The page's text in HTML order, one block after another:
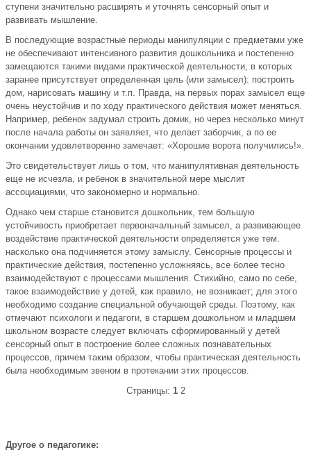
ступени значительно расширять и уточнять сенсорный опыт и
развивать мышление.
В последующие возрастные периоды манипуляции с предметами уже
не обеспечивают интенсивного развития дошкольника и постепенно
замещаются такими видами практической деятельности, в которых
заранее присутствует определенная цель (или замысел): построить
дом, нарисовать машину и т.п. Правда, на первых порах замысел еще
очень неустойчив и по ходу практического действия может меняться.
Например, ребенок задумал строить домик, но через несколько минут
после начала работы он заявляет, что делает заборчик, а по ее
окончании удовлетворенно замечает: «Хорошие ворота получились!».
Это свидетельствует лишь о том, что манипулятивная деятельность
еще не исчезла, и ребенок в значительной мере мыслит
ассоциациями, что закономерно и нормально.
Однако чем старше становится дошкольник, тем большую
устойчивость приобретает первоначальный замысел, а развивающее
воздействие практической деятельности определяется уже тем.
насколько она подчиняется этому замыслу. Сенсорные процессы и
практические действия, постепенно усложняясь, все более тесно
взаимодействуют с процессами мышления. Стихийно, само по себе,
такое взаимодействие у детей, как правило, не возникает; для этого
необходимо создание специальной обучающей среды. Поэтому, как
отмечают психологи и педагоги, в старшем дошкольном и младшем
школьном возрасте следует включать сформированный у детей
сенсорный опыт в построение более сложных познавательных
процессов, причем таким образом, чтобы практическая деятельность
была необходимым звеном в протекании этих процессов.
Страницы: 1 2
Другое о педагогике: